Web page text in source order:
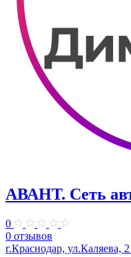
АВАНТ. ​Сеть
0
0 отзывов
г.Краснодар, ул.Каляева,